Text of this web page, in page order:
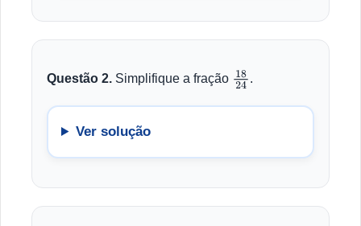
Questão 2. Simplifique a fração 1824
.
Ver solução